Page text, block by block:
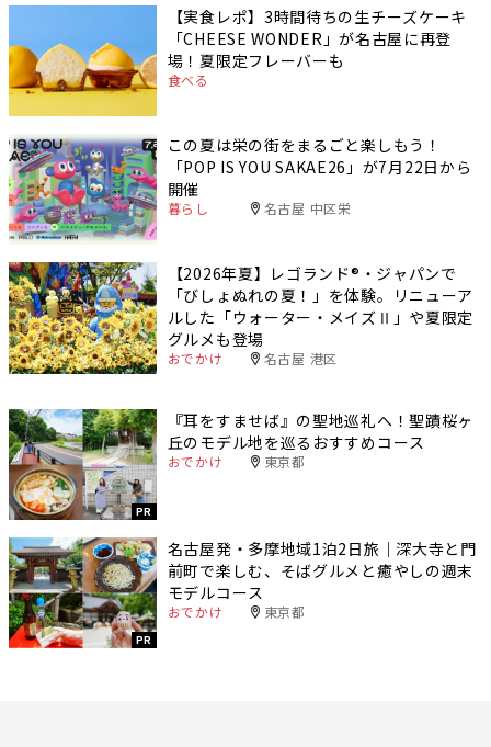
【実食レポ】3時間待ちの生チーズケーキ
「CHEESE WONDER」が名古屋に再登
場！夏限定フレーバーも
食べる
この夏は栄の街をまるごと楽しもう！
「POP IS YOU SAKAE26」が7月22日から
開催
暮らし 名古屋 中区栄
【2026年夏】レゴランド®・ジャパンで
「びしょぬれの夏！」を体験。リニューア
ルした「ウォーター・メイズⅡ」や夏限定
グルメも登場
おでかけ 名古屋 港区
PR
『耳をすませば』の聖地巡礼へ！聖蹟桜ヶ
丘のモデル地を巡るおすすめコース
おでかけ 東京都
PR
名古屋発・多摩地域1泊2日旅｜深大寺と門
前町で楽しむ、そばグルメと癒やしの週末
モデルコース
おでかけ 東京都